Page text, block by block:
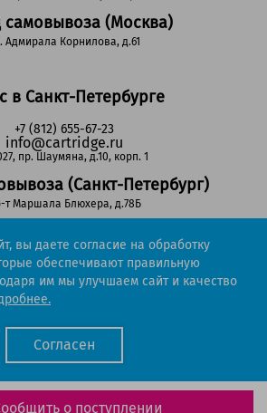
о поступлении
самовывоза (Москва)
Адмирала Корнилова, д.61
в Санкт-Петербурге
+7 (812) 655-67-23
info@cartridge.ru
пр. Шаумяна, д.10, корп. 1
(Санкт-Петербург)
т Маршала Блюхера, д.78Б
Регионы РФ
8-800-302-51-53
бесплатный)
2012-2026. Все права защищены
вы даете согласие на обработку
обеспечивают правильную
им мы улучшаем сайт и качество
Согласен